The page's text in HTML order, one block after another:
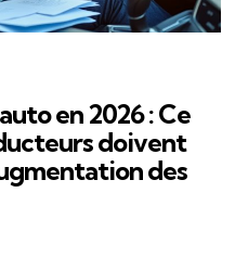
en 2026 : Ce
doivent
des